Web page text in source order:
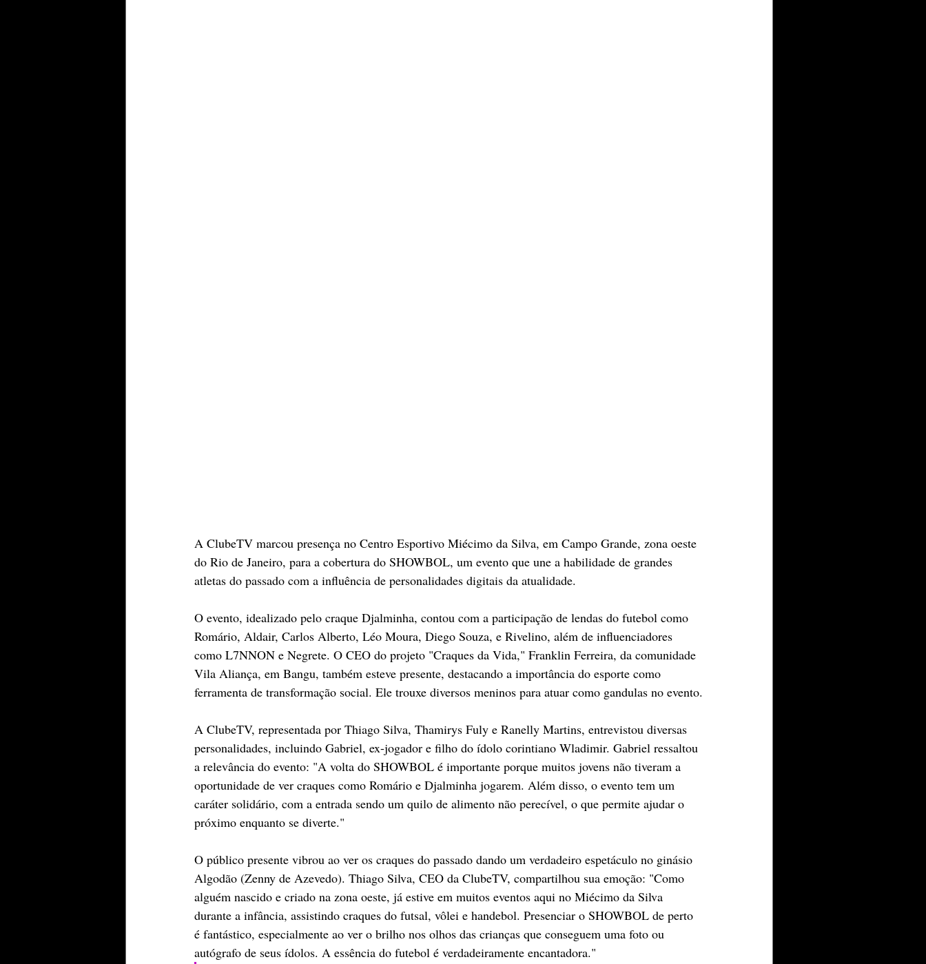
A ClubeTV marcou presença no Centro Esportivo Miécimo da Silva, em Campo Grande, zona oeste
do Rio de Janeiro, para a cobertura do SHOWBOL, um evento que une a habilidade de grandes
atletas do passado com a influência de personalidades digitais da atualidade.
O evento, idealizado pelo craque Djalminha, contou com a participação de lendas do futebol como
Romário, Aldair, Carlos Alberto, Léo Moura, Diego Souza, e Rivelino, além de influenciadores
como L7NNON e Negrete. O CEO do projeto "Craques da Vida," Franklin Ferreira, da comunidade
Vila Aliança, em Bangu, também esteve presente, destacando a importância do esporte como
ferramenta de transformação social. Ele trouxe diversos meninos para atuar como gandulas no evento.
A ClubeTV, representada por Thiago Silva, Thamirys Fuly e Ranelly Martins, entrevistou diversas
personalidades, incluindo Gabriel, ex-jogador e filho do ídolo corintiano Wladimir. Gabriel ressaltou
a relevância do evento: "A volta do SHOWBOL é importante porque muitos jovens não tiveram a
oportunidade de ver craques como Romário e Djalminha jogarem. Além disso, o evento tem um
caráter solidário, com a entrada sendo um quilo de alimento não perecível, o que permite ajudar o
próximo enquanto se diverte."
O público presente vibrou ao ver os craques do passado dando um verdadeiro espetáculo no ginásio
Algodão (Zenny de Azevedo). Thiago Silva, CEO da ClubeTV, compartilhou sua emoção: "Como
alguém nascido e criado na zona oeste, já estive em muitos eventos aqui no Miécimo da Silva
durante a infância, assistindo craques do futsal, vôlei e handebol. Presenciar o SHOWBOL de perto
é fantástico, especialmente ao ver o brilho nos olhos das crianças que conseguem uma foto ou
autógrafo de seus ídolos. A essência do futebol é verdadeiramente encantadora."